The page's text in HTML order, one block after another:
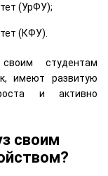
(УрФУ);
(КФУ).
студентам
имеют развитую
и активно
своим